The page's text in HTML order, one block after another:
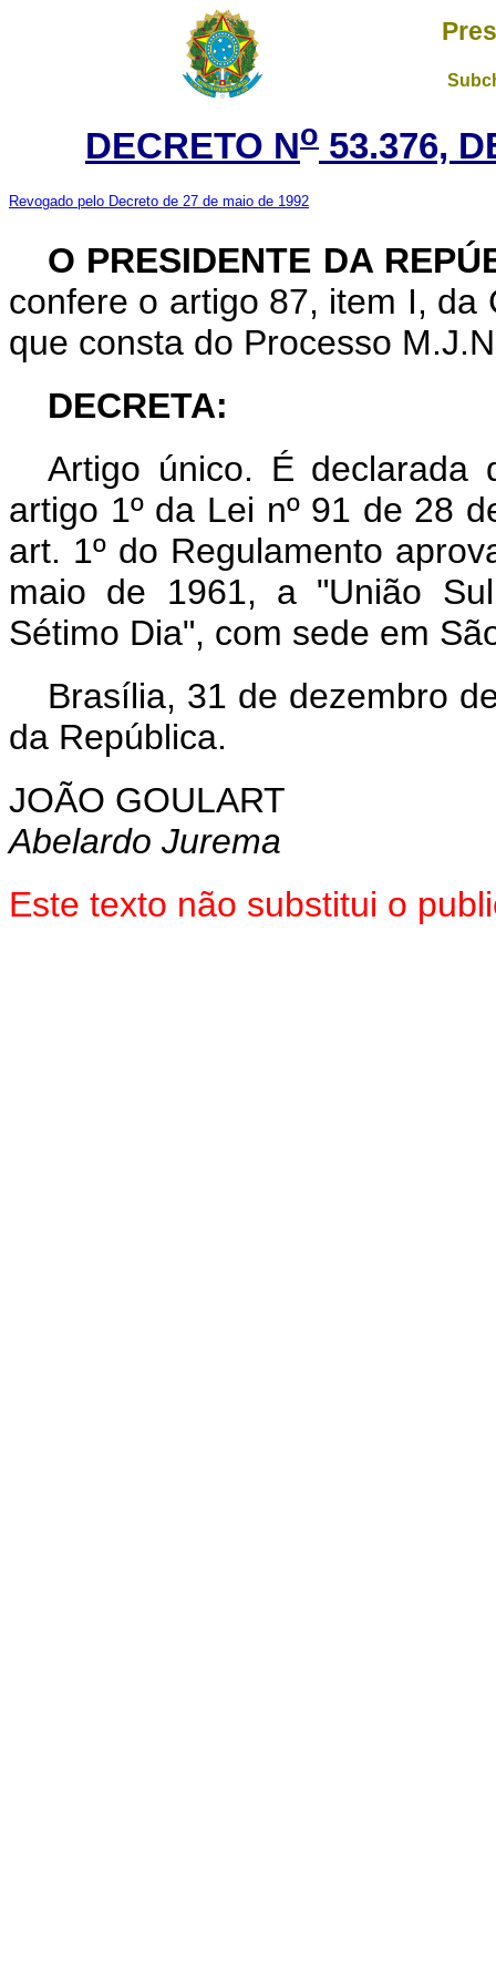
DECRETO No 53.376,
Revogado pelo Decreto de 27 de maio de 1992
O PRESIDENTE DA
confere o artigo 87, item I, da
que consta do Processo
DECRETA:
Artigo único. É declarada
artigo 1º da Lei nº 91 de 28
art. 1º do Regulamento
maio de 1961, a "União
Sétimo Dia", com sede em
Brasília, 31 de dezembro
da República.
JOÃO GOULART
Abelardo Jurema
Este texto não substitui o